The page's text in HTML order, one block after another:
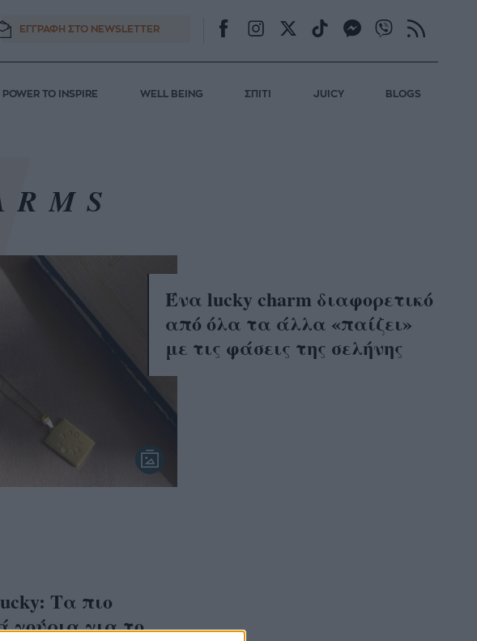
ΕΓΓΡΑΦΗ ΣΤΟ NEWSLETTER
POWER TO INSPIRE WELL BEING ΣΠΙΤΙ JUICY BLOGS
Ένα lucky charm διαφορετικό
από όλα τα άλλα «παίζει»
με τις φάσεις της σελήνης
Τα πιο
γούρια για το